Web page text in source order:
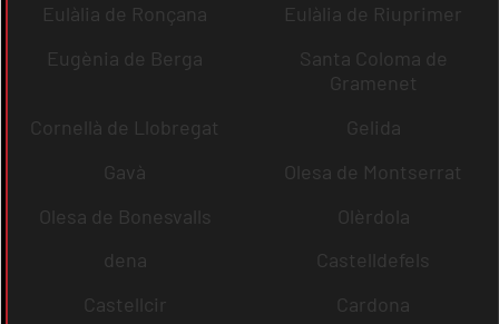
Eulàlia de Ronçana
Eulàlia de Riuprimer
Eugènia de Berga
Santa Coloma de
Gramenet
Cornellà de Llobregat
Gelida
Gavà
Olesa de Montserrat
Olesa de Bonesvalls
Olèrdola
dena
Castelldefels
Castellcir
Cardona